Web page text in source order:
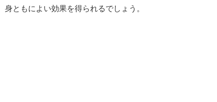
身ともによい効果を得られるでしょう。